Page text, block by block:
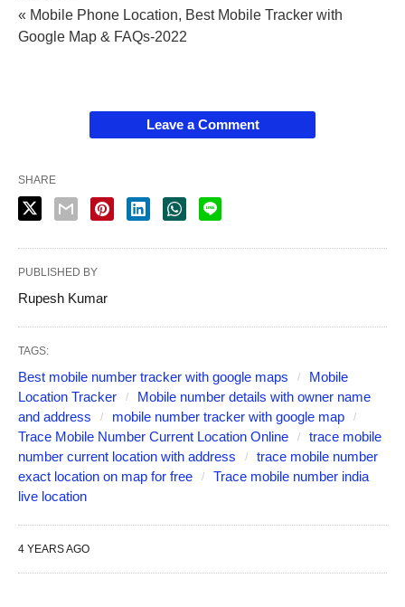
« Mobile Phone Location, Best Mobile Tracker with
Google Map & FAQs-2022
Leave a Comment
SHARE
PUBLISHED BY
Rupesh Kumar
TAGS:
Best mobile number tracker with google maps
Mobile
Location Tracker
Mobile number details with owner name
and address
mobile number tracker with google map
Trace Mobile Number Current Location Online
trace mobile
number current location with address
trace mobile number
exact location on map for free
Trace mobile number india
live location
4 YEARS AGO